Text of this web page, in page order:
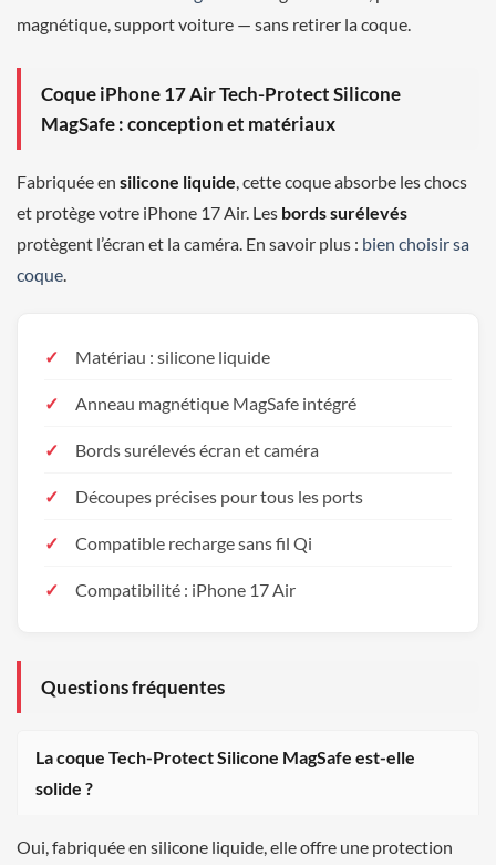
magnétique, support voiture — sans retirer la coque.
Coque iPhone 17 Air Tech-Protect Silicone
MagSafe : conception et matériaux
Fabriquée en silicone liquide , cette coque absorbe les chocs
et protège votre iPhone 17 Air. Les bords surélevés
protègent l’écran et la caméra. En savoir plus : bien choisir sa
coque
Matériau : silicone liquide
Anneau magnétique MagSafe intégré
Bords surélevés écran et caméra
Découpes précises pour tous les ports
Compatible recharge sans fil Qi
Compatibilité : iPhone 17 Air
Questions fréquentes
La coque Tech-Protect Silicone MagSafe est-elle
solide ?
Oui, fabriquée en silicone liquide, elle offre une protection